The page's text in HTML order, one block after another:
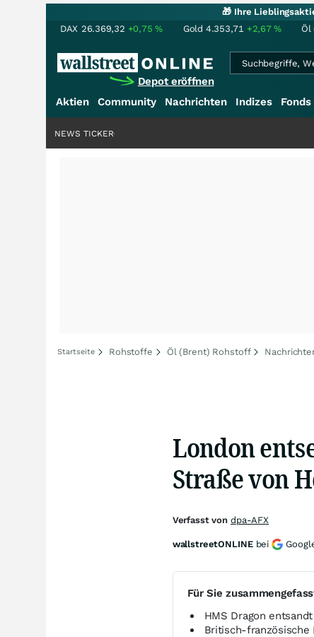
🎁 Ihre
DAX 26.369,32 +0,75% Gold 4.353,71 +2,67% Öl
Depot eröffnen
Aktien Community Nachrichten Indizes Fonds
NEWS TICKER
Startseite Rohstoffe Öl (Brent) Rohstoff
London
Straße von
Für Sie
HMS Dragon
Britisch-
Verfasst von dpa-AFX
wallstreetONLINE bei